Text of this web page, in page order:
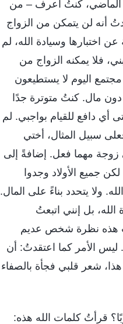
الماضي، كنتُ أعرف – من
أنه لن يتمكن من الزواج
وسيادة الله، لم
فلا يمكنه الزواج من
اليوم لا يستطيعون
دون مال. كنتُ متوترة جدًا
أي دافع للقيام بواجبي. لم
سبيل المثال، أختي
زوجة مهما فعل. إضافةً إلى
جميع الأولاد وجدوا
ولا يتحدد بناءً على المال.
الله، بل إنني اتبعتُ
هذه نظرة شخص عديم
ليس الأمر كما اعتقدتُ: أن
شعر قلبي فجأة بالصفاء
قرأتُ كلمات الله هذه: